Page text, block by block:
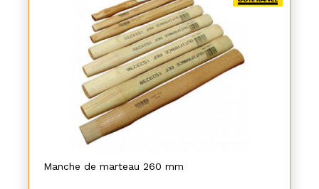
Manche de marteau 260 mm